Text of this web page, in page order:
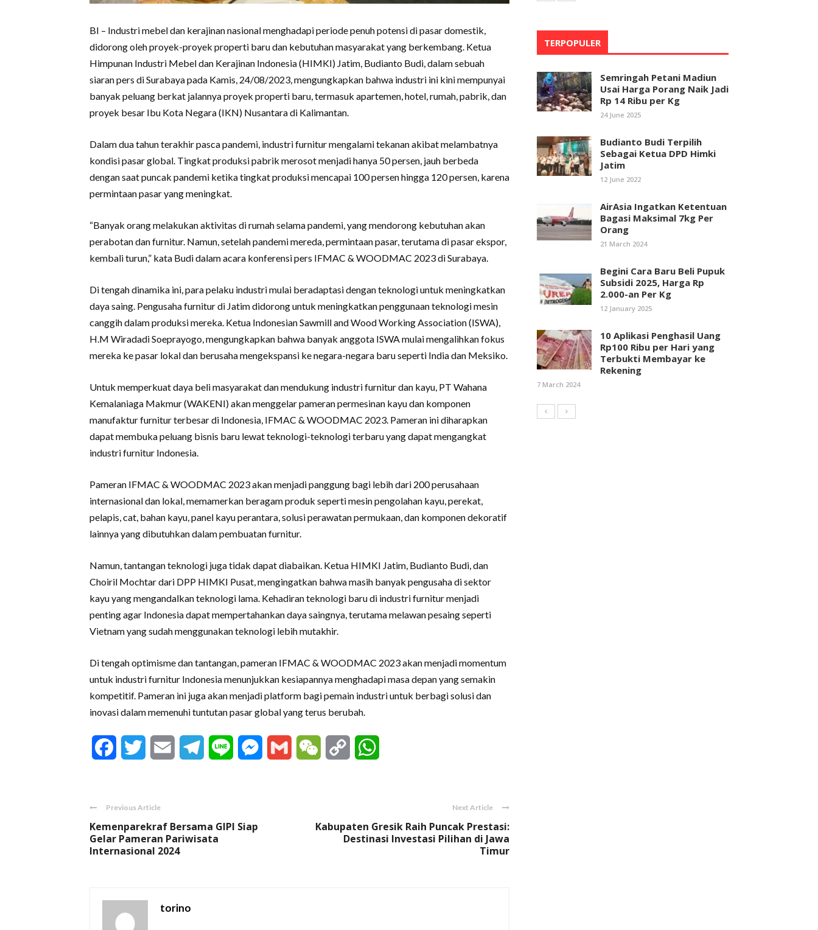
BI – Industri mebel dan kerajinan nasional menghadapi periode penuh potensi di pasar domestik,
didorong oleh proyek-proyek properti baru dan kebutuhan masyarakat yang berkembang. Ketua
Himpunan Industri Mebel dan Kerajinan Indonesia (HIMKI) Jatim, Budianto Budi, dalam sebuah
siaran pers di Surabaya pada Kamis, 24/08/2023, mengungkapkan bahwa industri ini kini mempunyai
banyak peluang berkat jalannya proyek properti baru, termasuk apartemen, hotel, rumah, pabrik, dan
proyek besar Ibu Kota Negara (IKN) Nusantara di Kalimantan.
Dalam dua tahun terakhir pasca pandemi, industri furnitur mengalami tekanan akibat melambatnya
kondisi pasar global. Tingkat produksi pabrik merosot menjadi hanya 50 persen, jauh berbeda
dengan saat puncak pandemi ketika tingkat produksi mencapai 100 persen hingga 120 persen, karena
permintaan pasar yang meningkat.
“Banyak orang melakukan aktivitas di rumah selama pandemi, yang mendorong kebutuhan akan
perabotan dan furnitur. Namun, setelah pandemi mereda, permintaan pasar, terutama di pasar ekspor,
kembali turun,” kata Budi dalam acara konferensi pers IFMAC & WOODMAC 2023 di Surabaya.
Di tengah dinamika ini, para pelaku industri mulai beradaptasi dengan teknologi untuk meningkatkan
daya saing. Pengusaha furnitur di Jatim didorong untuk meningkatkan penggunaan teknologi mesin
canggih dalam produksi mereka. Ketua Indonesian Sawmill and Wood Working Association (ISWA),
H.M Wiradadi Soeprayogo, mengungkapkan bahwa banyak anggota ISWA mulai mengalihkan fokus
mereka ke pasar lokal dan berusaha mengekspansi ke negara-negara baru seperti India dan Meksiko.
Untuk memperkuat daya beli masyarakat dan mendukung industri furnitur dan kayu, PT Wahana
Kemalaniaga Makmur (WAKENI) akan menggelar pameran permesinan kayu dan komponen
manufaktur furnitur terbesar di Indonesia, IFMAC & WOODMAC 2023. Pameran ini diharapkan
dapat membuka peluang bisnis baru lewat teknologi-teknologi terbaru yang dapat mengangkat
industri furnitur Indonesia.
Pameran IFMAC & WOODMAC 2023 akan menjadi panggung bagi lebih dari 200 perusahaan
internasional dan lokal, memamerkan beragam produk seperti mesin pengolahan kayu, perekat,
pelapis, cat, bahan kayu, panel kayu perantara, solusi perawatan permukaan, dan komponen dekoratif
lainnya yang dibutuhkan dalam pembuatan furnitur.
Namun, tantangan teknologi juga tidak dapat diabaikan. Ketua HIMKI Jatim, Budianto Budi, dan
Choiril Mochtar dari DPP HIMKI Pusat, mengingatkan bahwa masih banyak pengusaha di sektor
kayu yang mengandalkan teknologi lama. Kehadiran teknologi baru di industri furnitur menjadi
penting agar Indonesia dapat mempertahankan daya saingnya, terutama melawan pesaing seperti
Vietnam yang sudah menggunakan teknologi lebih mutakhir.
Di tengah optimisme dan tantangan, pameran IFMAC & WOODMAC 2023 akan menjadi momentum
untuk industri furnitur Indonesia menunjukkan kesiapannya menghadapi masa depan yang semakin
kompetitif. Pameran ini juga akan menjadi platform bagi pemain industri untuk berbagi solusi dan
inovasi dalam memenuhi tuntutan pasar global yang terus berubah.
FacebookTwitter Email Telegram
Line Messenger
Gmail WeChat Copy
Previous Article
Kemenparekraf Bersama GIPI Siap
Gelar Pameran Pariwisata
Internasional 2024
Next Article
Kabupaten Gresik Raih Puncak Prestasi:
Destinasi Investasi Pilihan di Jawa
Timur
torino
TERPOPULER
Semringah Petani Madiun
Usai Harga Porang Naik Jadi
Rp 14 Ribu per Kg
24 June 2025
Budianto Budi Terpilih
Sebagai Ketua DPD Himki
Jatim
12 June 2022
AirAsia Ingatkan Ketentuan
Bagasi Maksimal 7kg Per
Orang
21 March 2024
Begini Cara Baru Beli Pupuk
Subsidi 2025, Harga Rp
2.000-an Per Kg
12 January 2025
10 Aplikasi Penghasil Uang
Rp100 Ribu per Hari yang
Terbukti Membayar ke
Rekening
7 March 2024